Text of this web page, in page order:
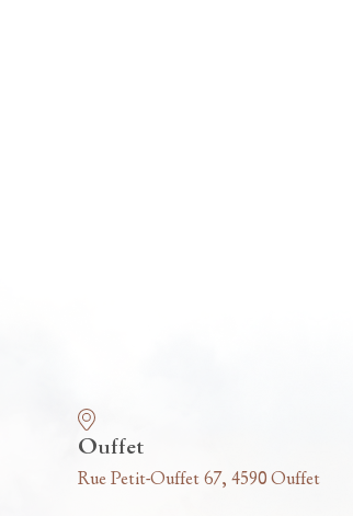
Ouffet
Rue Petit-Ouffet 67, 4590 Ouffet